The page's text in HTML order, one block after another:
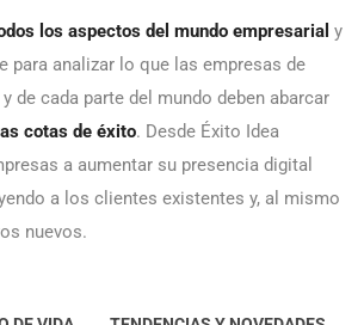
los aspectos del mundo empresarial y
para analizar lo que las empresas de
de cada parte del mundo deben abarcar
cotas de éxito. Desde Éxito Idea
a aumentar su presencia digital
a los clientes existentes y, al mismo
nuevos.